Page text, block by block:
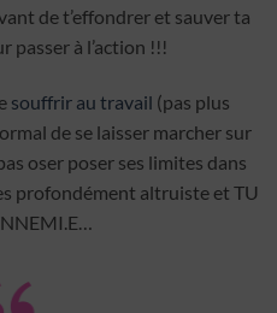
de t’effondrer et sauver ta
passer à l’action !!!
souffrir au travail (pas plus
de se laisser marcher sur
oser poser ses limites dans
profondément altruiste et TU